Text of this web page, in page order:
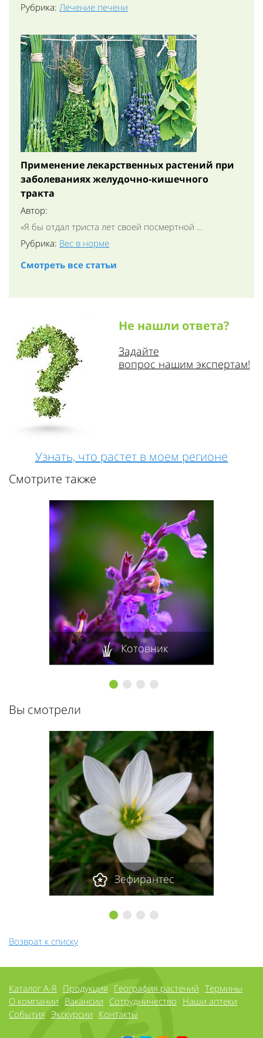
Рубрика: Лечение печени
Применение лекарственных растений при
заболеваниях желудочно-кишечного
тракта
Автор:
«Я бы отдал триста лет своей посмертной …
Рубрика: Вес в норме
Смотреть все статьи
Не нашли ответа?
Задайте
вопрос нашим экспертам!
Узнать, что растет в моем регионе
Смотрите также
Котовник
Вы смотрели
Зефирантес
Возврат к списку
Каталог А-Я Продукция География растений Термины
О компании Вакансии Сотрудничество Наши аптеки
События Экскурсии Контакты